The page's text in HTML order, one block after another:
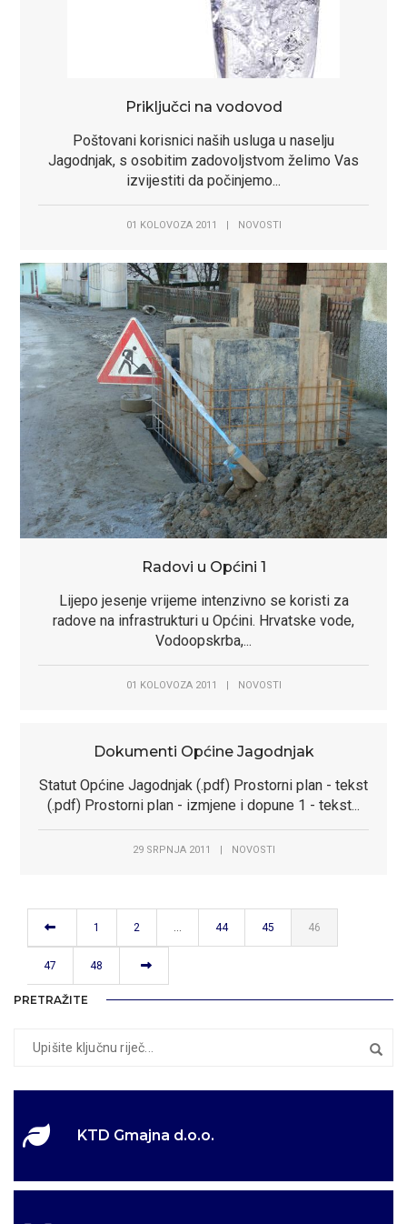
Priključci na vodovod
Poštovani korisnici naših usluga u naselju
Jagodnjak, s osobitim zadovoljstvom želimo Vas
izvijestiti da počinjemo...
01 KOLOVOZA 2011 | NOVOSTI
Radovi u Općini 1
Lijepo jesenje vrijeme intenzivno se koristi za
radove na infrastrukturi u Općini. Hrvatske vode,
Vodoopskrba,...
01 KOLOVOZA 2011 | NOVOSTI
Dokumenti Općine Jagodnjak
Statut Općine Jagodnjak (.pdf) Prostorni plan - tekst
(.pdf) Prostorni plan - izmjene i dopune 1 - tekst...
29 SRPNJA 2011 | NOVOSTI
1 2 … 44 45 46
47 48
PRETRAŽITE
KTD Gmajna d.o.o.